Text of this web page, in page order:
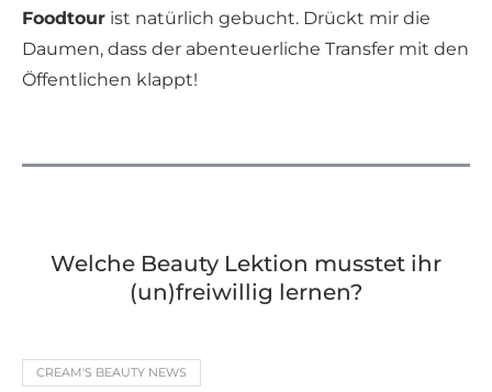
Foodtour ist natürlich gebucht. Drückt mir die
Daumen, dass der abenteuerliche Transfer mit den
Öffentlichen klappt!
Welche Beauty Lektion musstet ihr
(un)freiwillig lernen?
CREAM'S BEAUTY NEWS